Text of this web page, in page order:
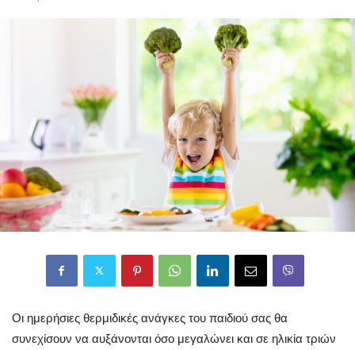
Οι ημερήσιες θερμιδικές ανάγκες του παιδιού σας θα
συνεχίσουν να αυξάνονται όσο μεγαλώνει και σε ηλικία τριών